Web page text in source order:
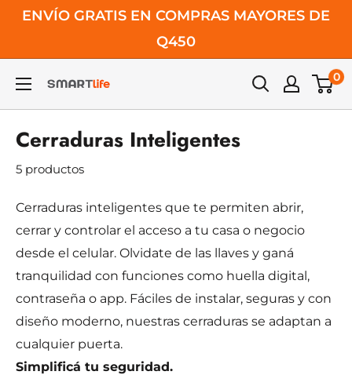
al
contenido
ENVÍO GRATIS EN COMPRAS MAYORES DE
Q450
SmartLife
0
Cerraduras Inteligentes
5 productos
Cerraduras inteligentes que te permiten abrir,
cerrar y controlar el acceso a tu casa o negocio
desde el celular. Olvidate de las llaves y ganá
tranquilidad con funciones como huella digital,
contraseña o app. Fáciles de instalar, seguras y con
diseño moderno, nuestras cerraduras se adaptan a
cualquier puerta.
Simplificá tu seguridad.